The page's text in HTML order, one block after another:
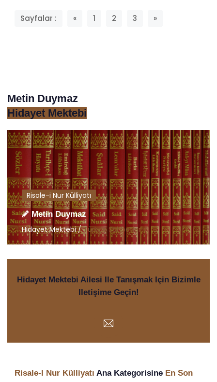
Sayfalar : « 1 2 3 »
Metin Duymaz
Hidayet Mektebi
Risale-i Nur Külliyatı
Metin Duymaz
Hidayet Mektebi /Türkçe Sohbetler
Hidayet Mektebi Ailesi Ile Tanışmak Için Bizimle
Iletişime Geçin!
Risale-I Nur Külliyatı Ana Kategorisine En Son